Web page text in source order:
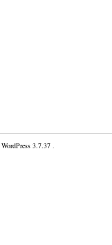
WordPress 3.7.37 .